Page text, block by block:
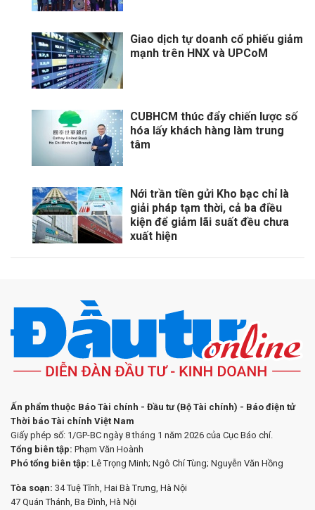
Giao dịch tự doanh cổ phiếu giảm
mạnh trên HNX và UPCoM
CUBHCM thúc đẩy chiến lược số
hóa lấy khách hàng làm trung
tâm
Nới trần tiền gửi Kho bạc chỉ là
giải pháp tạm thời, cả ba điều
kiện để giảm lãi suất đều chưa
xuất hiện
Ấn phẩm thuộc Báo Tài chính - Đầu tư (Bộ Tài chính) - Báo điện tử
Thời báo Tài chính Việt Nam
Giấy phép số: 1/GP-BC ngày 8 tháng 1 năm 2026 của Cục Báo chí.
Tổng biên tập: Phạm Văn Hoành
Phó tổng biên tập: Lê Trọng Minh; Ngô Chí Tùng; Nguyễn Văn Hồng
Tòa soạn: 34 Tuệ Tĩnh, Hai Bà Trưng, Hà Nội
47 Quán Thánh, Ba Đình, Hà Nội